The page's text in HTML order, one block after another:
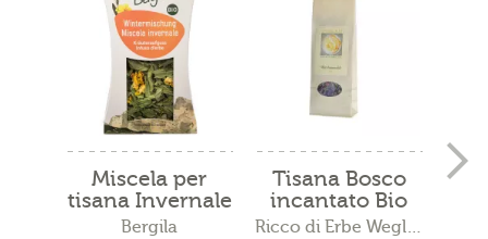
Miscela per
tisana Invernale
Bio
Bergila
Tisana Bosco
incantato Bio
Ricco di Erbe Wegleit